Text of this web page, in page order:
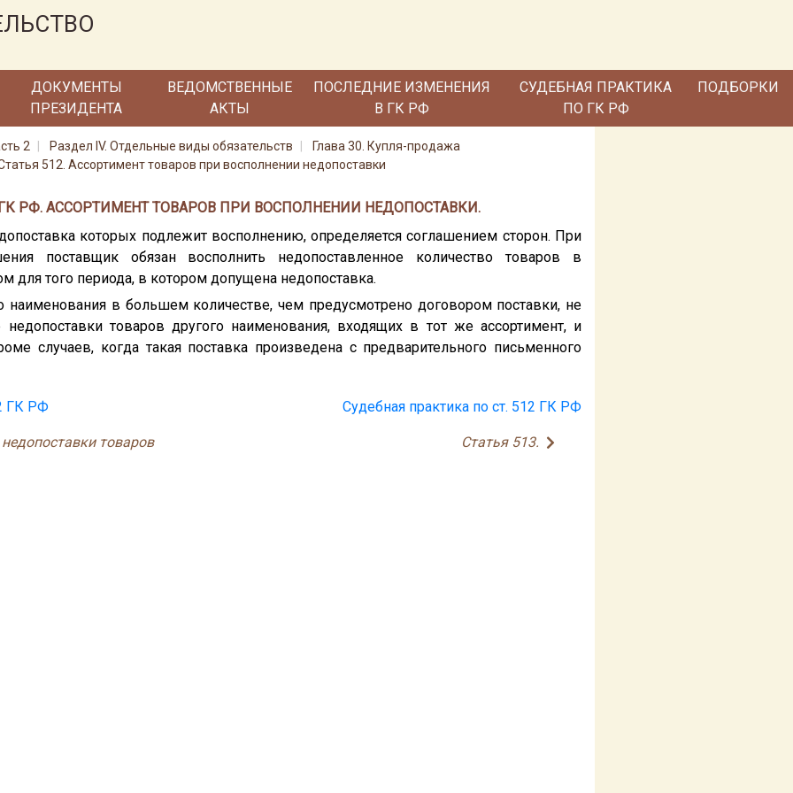
ДОКУМЕНТЫ
ПРЕЗИДЕНТА
ВЕДОМСТВЕННЫЕ
АКТЫ
ПОСЛЕДНИЕ ИЗМЕНЕНИЯ
В ГК РФ
СУДЕБНАЯ ПРАКТИКА
ПО ГК РФ
ПОДБОРКИ
2 Раздел IV. Отдельные виды обязательств
Глава 30. Купля-продажа
512. Ассортимент товаров при восполнении недопоставки
ГК РФ. АССОРТИМЕНТ ТОВАРОВ ПРИ ВОСПОЛНЕНИИ НЕДОПОСТАВКИ.
которых подлежит восполнению, определяется соглашением сторон. При
поставщик обязан восполнить недопоставленное количество товаров в
для того периода, в котором допущена недопоставка.
наименования в большем количестве, чем предусмотрено договором поставки, не
недопоставки товаров другого наименования, входящих в тот же ассортимент, и
случаев, когда такая поставка произведена с предварительного письменного
ГК РФ Судебная практика по ст. 512 ГК РФ
товаров Статья 513.